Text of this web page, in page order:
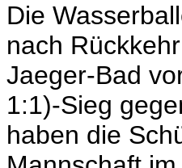
Die
nach
Jaeger-Bad
1:1)-Sieg
haben die